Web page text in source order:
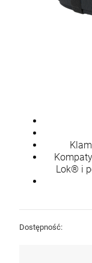
Lok® i
Dostępność: